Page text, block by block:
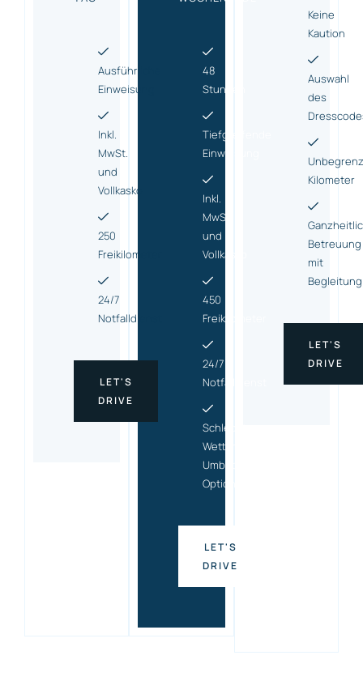
Ausführliche
Einweisung
Inkl.
MwSt.
und
Vollkasko
250
Freikilometer
24/7
Notfalldienst
LET'S
DRIVE
48
Stunden
Tiefgreifende
Einweisung
Inkl.
MwSt.
und
Vollkasko
450
Freikilometer
24/7
Notfalldienst
Schlecht-
Wetter-
Umbuchungs
Option
LET'S
DRIVE
Keine
Kaution
Auswahl
des
Kilometer
Betreuung
mit
Begleitung
LET'S
DRIVE